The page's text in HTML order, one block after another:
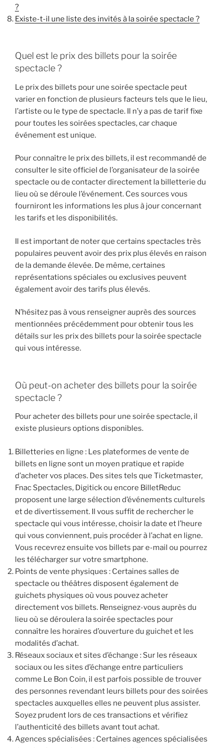
?
Existe-t-il une liste des invités à la soirée spectacle ?
Quel est le prix des billets pour la soirée
spectacle ?
Le prix des billets pour une soirée spectacle peut
varier en fonction de plusieurs facteurs tels que le lieu,
l’artiste ou le type de spectacle. Il n’y a pas de tarif fixe
pour toutes les soirées spectacles, car chaque
événement est unique.
Pour connaître le prix des billets, il est recommandé de
consulter le site officiel de l’organisateur de la soirée
spectacle ou de contacter directement la billetterie du
lieu où se déroule l’événement. Ces sources vous
fourniront les informations les plus à jour concernant
les tarifs et les disponibilités.
Il est important de noter que certains spectacles très
populaires peuvent avoir des prix plus élevés en raison
de la demande élevée. De même, certaines
représentations spéciales ou exclusives peuvent
également avoir des tarifs plus élevés.
N’hésitez pas à vous renseigner auprès des sources
mentionnées précédemment pour obtenir tous les
détails sur les prix des billets pour la soirée spectacle
qui vous intéresse.
Où peut-on acheter des billets pour la soirée
spectacle ?
Pour acheter des billets pour une soirée spectacle, il
existe plusieurs options disponibles.
Billetteries en ligne : Les plateformes de vente de
billets en ligne sont un moyen pratique et rapide
d’acheter vos places. Des sites tels que Ticketmaster,
Fnac Spectacles, Digitick ou encore BilletReduc
proposent une large sélection d’événements culturels
et de divertissement. Il vous suffit de rechercher le
spectacle qui vous intéresse, choisir la date et l’heure
qui vous conviennent, puis procéder à l’achat en ligne.
Vous recevrez ensuite vos billets par e-mail ou pourrez
les télécharger sur votre smartphone.
Points de vente physiques : Certaines salles de
spectacle ou théâtres disposent également de
guichets physiques où vous pouvez acheter
directement vos billets. Renseignez-vous auprès du
lieu où se déroulera la soirée spectacles pour
connaître les horaires d’ouverture du guichet et les
modalités d’achat.
Réseaux sociaux et sites d’échange : Sur les réseaux
sociaux ou les sites d’échange entre particuliers
comme Le Bon Coin, il est parfois possible de trouver
des personnes revendant leurs billets pour des soirées
spectacles auxquelles elles ne peuvent plus assister.
Soyez prudent lors de ces transactions et vérifiez
l’authenticité des billets avant tout achat.
Agences spécialisées : Certaines agences spécialisées